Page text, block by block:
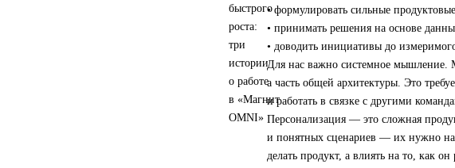
• формулировать сильные
• принимать решения на основе
• доводить инициативы до
Для нас важно системное мышление.
а часть общей архитектуры. Это
и работать в связке с другими
Персонализация — это сложная
и понятных сценариев — их нужно
делать продукт, а влиять на то, как